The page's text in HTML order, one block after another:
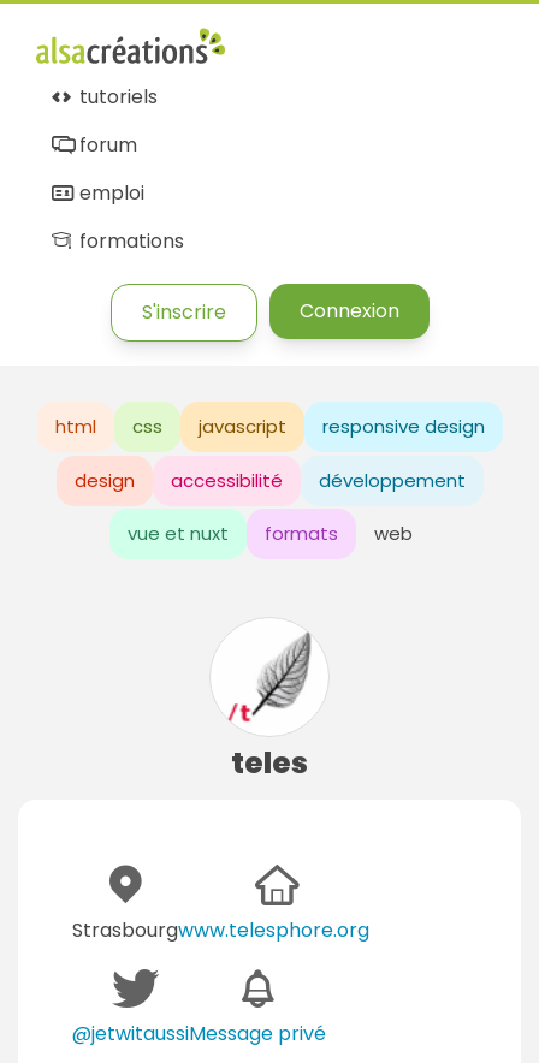
tutoriels
forum
emploi
formations
S'inscrire Connexion
html css javascript responsive design
design accessibilité développement
vue et nuxt formats web
teles
Strasbourgwww.telesphore.org
@jetwitaussiMessage privé